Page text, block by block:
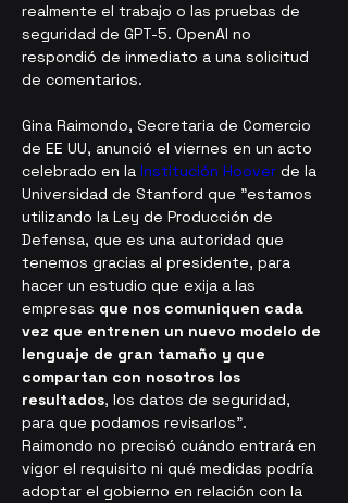
realmente el trabajo o las pruebas de
seguridad de GPT-5. OpenAI no
respondió de inmediato a una solicitud
de comentarios.
Gina Raimondo, Secretaria de Comercio
de EE UU, anunció el viernes en un acto
celebrado en la Institución Hoover de la
Universidad de Stanford que "estamos
utilizando la Ley de Producción de
Defensa, que es una autoridad que
tenemos gracias al presidente, para
hacer un estudio que exija a las
empresas que nos comuniquen cada
vez que entrenen un nuevo modelo de
lenguaje de gran tamaño y que
compartan con nosotros los
resultados, los datos de seguridad,
para que podamos revisarlos".
Raimondo no precisó cuándo entrará en
vigor el requisito ni qué medidas podría
adoptar el gobierno en relación con la